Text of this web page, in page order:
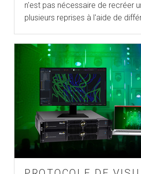
n'est pas nécessaire de recréer
plusieurs reprises à l'aide de